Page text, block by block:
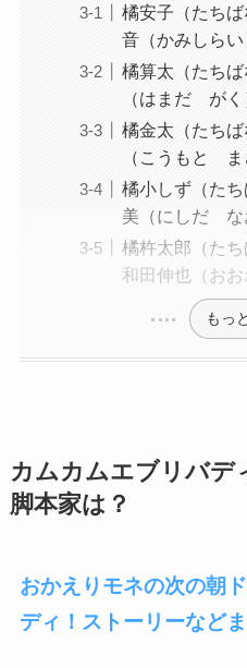
橘安子（たち
音（かみしら
橘算太（たち
（はまだ がく
橘金太（たち
（こうもと ま
橘小しず（た
美（にしだ な
橘杵太郎（た
和田伸也（お
もっ
カムカムエブリバデ
脚本家は？
おかえりモネの次の朝
ディ！ストーリーなど